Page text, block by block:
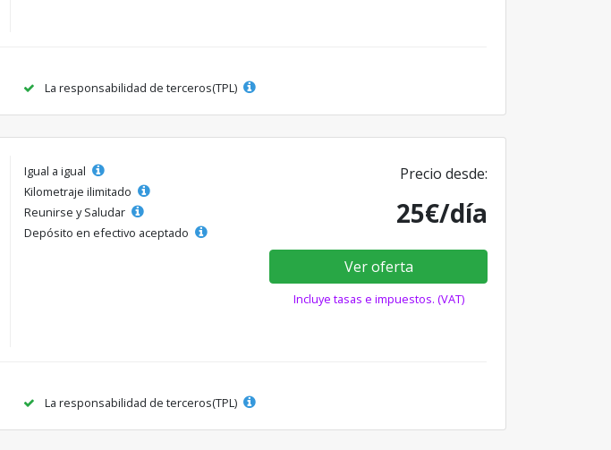
La responsabilidad de terceros(TPL)
Igual a igual
Kilometraje ilimitado
Reunirse y Saludar
Depósito en efectivo aceptado
Precio desde:
25€/día
Ver oferta
Incluye tasas e impuestos. (VAT)
La responsabilidad de terceros(TPL)